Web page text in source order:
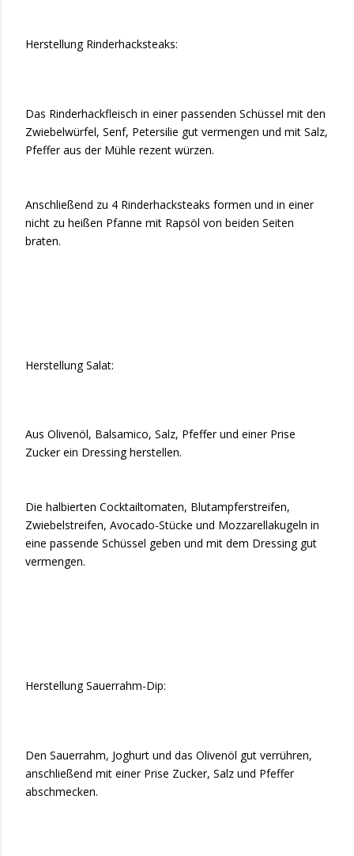
Herstellung Rinderhacksteaks:
Das Rinderhackfleisch in einer passenden Schüssel mit den
Zwiebelwürfel, Senf, Petersilie gut vermengen und mit Salz,
Pfeffer aus der Mühle rezent würzen.
Anschließend zu 4 Rinderhacksteaks formen und in einer
nicht zu heißen Pfanne mit Rapsöl von beiden Seiten
braten.
Herstellung Salat:
Aus Olivenöl, Balsamico, Salz, Pfeffer und einer Prise
Zucker ein Dressing herstellen.
Die halbierten Cocktailtomaten, Blutampferstreifen,
Zwiebelstreifen, Avocado-Stücke und Mozzarellakugeln in
eine passende Schüssel geben und mit dem Dressing gut
vermengen.
Herstellung Sauerrahm-Dip:
Den Sauerrahm, Joghurt und das Olivenöl gut verrühren,
anschließend mit einer Prise Zucker, Salz und Pfeffer
abschmecken.